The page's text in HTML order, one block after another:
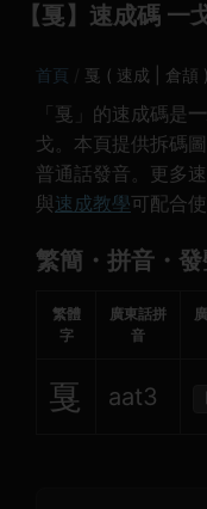
【戛】速成碼
首頁 戛 ( 速成 | 倉頡 )
「戛」的速成碼是
戈。本頁提供拆碼
普通話發音。更多速
與速成教學可配合使
繁簡・拼音・
繁體
字
廣東話拼
音
戛 aat3